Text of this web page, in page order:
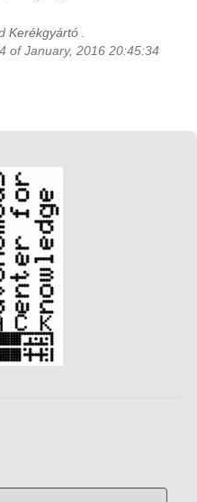
Kerékgyártó
of January, 2016 20:45:34